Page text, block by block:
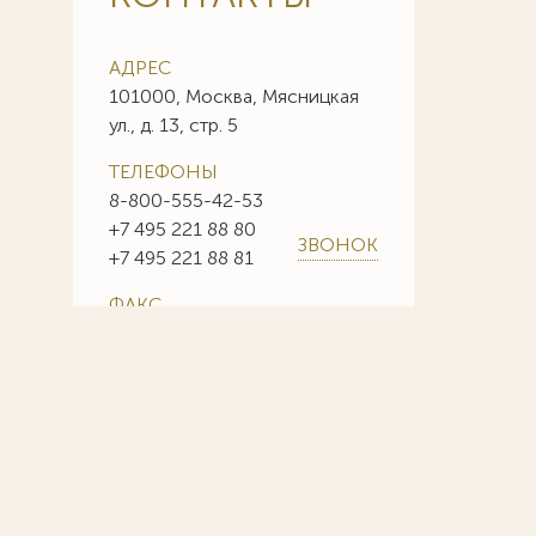
АДРЕС
101000, Москва, Мясницкая
ул., д. 13, стр. 5
ТЕЛЕФОНЫ
8-800-555-42-53
+7 495 221 88 80
+7 495 221 88 81
ЗВОНОК
ФАКС